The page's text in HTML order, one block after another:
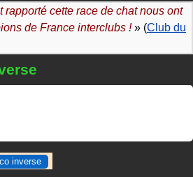
rapporté cette race de chat nous ont
de France interclubs !» (Club du
inverse